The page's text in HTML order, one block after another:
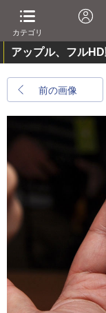
カテゴリ
アップル、フル
前の画像